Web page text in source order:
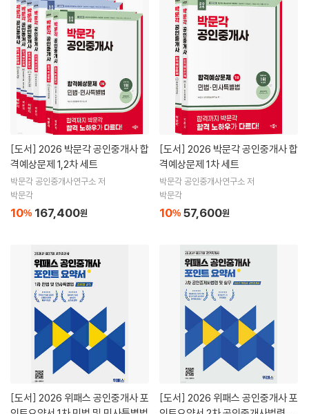
[도서]
격예상문제 1,2차 세트
박문각 공인중개사연구소 저
박문각
10% 167,400원
[도서]
격예상문제 1차 세트
박문각 공인중개사연구소 저
박문각
10% 57,600원
[도서] [도서]